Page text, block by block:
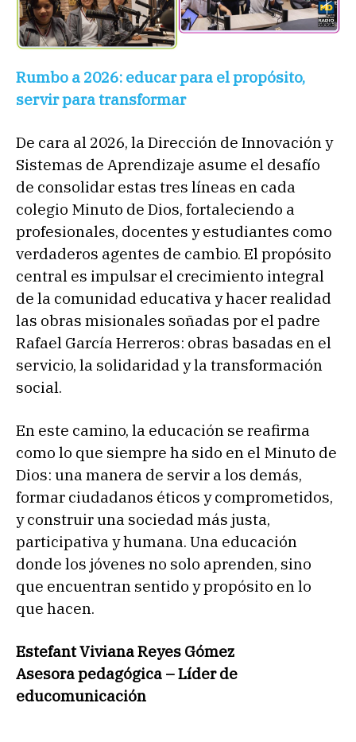
Rumbo a 2026: educar para el propósito,
servir para transformar
De cara al 2026, la Dirección de Innovación y
Sistemas de Aprendizaje asume el desafío
de consolidar estas tres líneas en cada
colegio Minuto de Dios, fortaleciendo a
profesionales, docentes y estudiantes como
verdaderos agentes de cambio. El propósito
central es impulsar el crecimiento integral
de la comunidad educativa y hacer realidad
las obras misionales soñadas por el padre
Rafael García Herreros: obras basadas en el
servicio, la solidaridad y la transformación
social.
En este camino, la educación se reafirma
como lo que siempre ha sido en el Minuto de
Dios: una manera de servir a los demás,
formar ciudadanos éticos y comprometidos,
y construir una sociedad más justa,
participativa y humana. Una educación
donde los jóvenes no solo aprenden, sino
que encuentran sentido y propósito en lo
que hacen.
Estefant Viviana Reyes Gómez
Asesora pedagógica – Líder de
educomunicación